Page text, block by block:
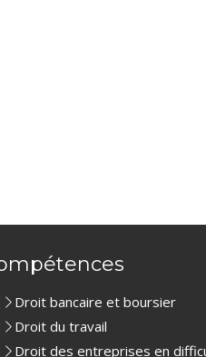
Droit bancaire et boursier
Droit du travail
Droit des entreprises en